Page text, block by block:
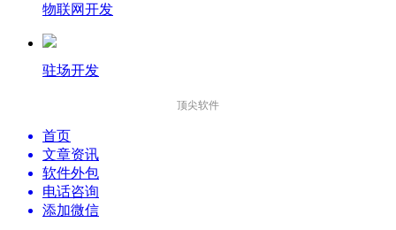
物联网开发
驻场开发
顶尖软件
首页
文章资讯
软件外包
电话咨询
添加微信